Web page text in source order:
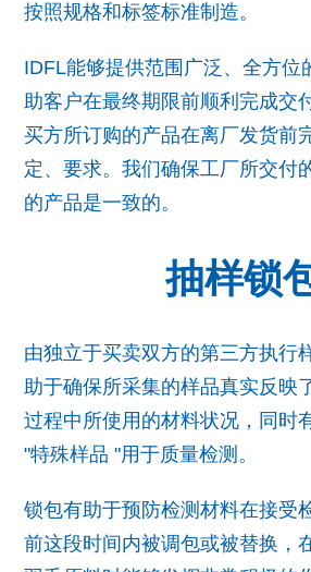
按照规格和标签标准制造。
IDFL能够提供范围广泛、全方位
助客户在最终期限前顺利完成交
买方所订购的产品在离厂发货前
定、要求。我们确保工厂所交付
的产品是一致的。
抽样锁
由独立于买卖双方的第三方执行
助于确保所采集的样品真实反映
过程中所使用的材料状况，同时
"特殊样品 "用于质量检测。
锁包有助于预防检测材料在接受
前这段时间内被调包或被替换，